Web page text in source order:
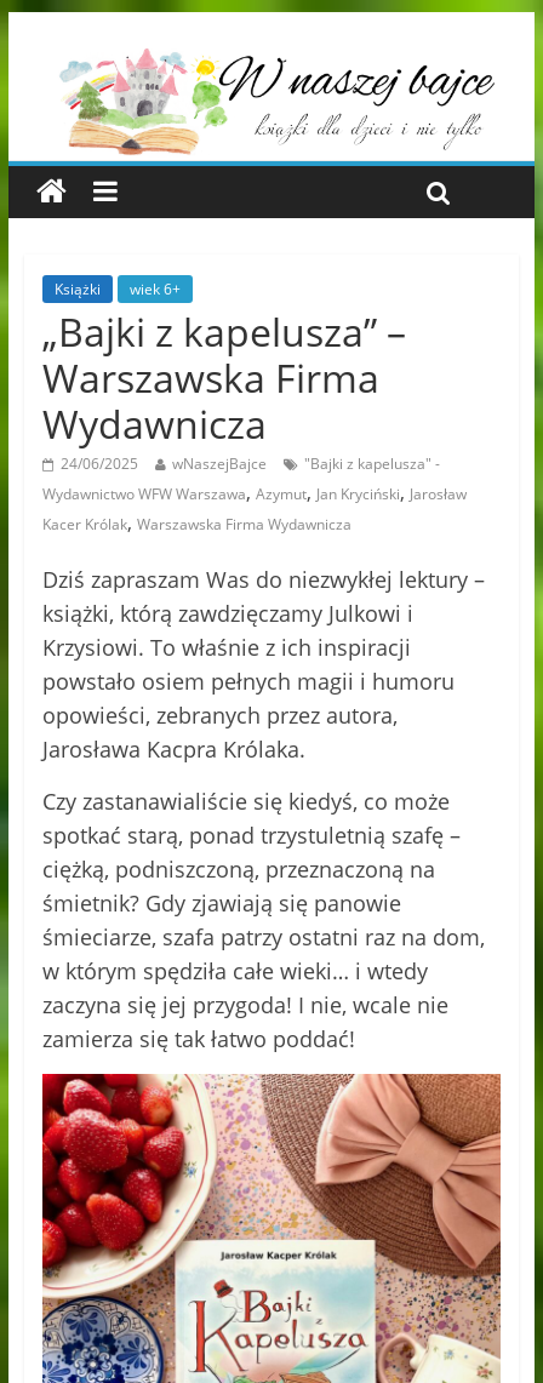
Książki wiek 6+
„Bajki z kapelusza” –
Warszawska Firma
Wydawnicza
24/06/2025 wNaszejBajce
"Bajki z kapelusza" -
Wydawnictwo WFW Warszawa, Azymut, Jan Kryciński, Jarosław
Kacer Królak, Warszawska Firma Wydawnicza
Dziś zapraszam Was do niezwykłej lektury –
książki, którą zawdzięczamy Julkowi i
Krzysiowi. To właśnie z ich inspiracji
powstało osiem pełnych magii i humoru
opowieści, zebranych przez autora,
Jarosława Kacpra Królaka.
Czy zastanawialiście się kiedyś, co może
spotkać starą, ponad trzystuletnią szafę –
ciężką, podniszczoną, przeznaczoną na
śmietnik? Gdy zjawiają się panowie
śmieciarze, szafa patrzy ostatni raz na dom,
w którym spędziła całe wieki… i wtedy
zaczyna się jej przygoda! I nie, wcale nie
zamierza się tak łatwo poddać!